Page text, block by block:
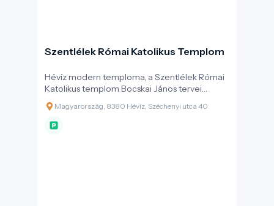
Szentlélek Római Katolikus Templom
Hévíz modern temploma, a Szentlélek Római
Katolikus templom Bocskai János tervei
alapján épült, a helyi közösség támogatásával,
három év alatt. Felszentelésére 1999.
szeptember 9-én, a „9-esek napján” került sor
Magyarország, 8380 Hévíz, Széchenyi utca 40